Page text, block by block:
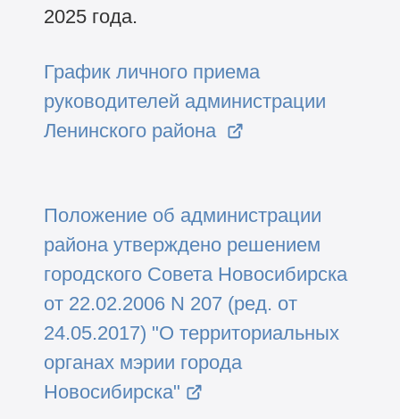
2025 года.
График личного приема
руководителей администрации
Ленинского района
Положение об администрации
района утверждено решением
городского Совета Новосибирска
от 22.02.2006 N 207 (ред. от
24.05.2017) "О территориальных
органах мэрии города
Новосибирска"